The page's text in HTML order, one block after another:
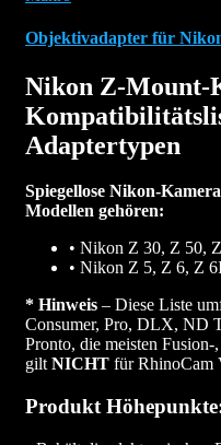
Objektivadapter für
Nikon Z-Mount-
Adaptertypen
Spiegellose Nikon-
Modellen gehören:
• Nikon Z 30, Z 50,
• Nikon Z 5, Z 6, Z
* Hinweis – Diese Liste
Consumer, Pro, DLX, ND
Pronto, die meisten
giltNICHT für RhinoCam
Produkt